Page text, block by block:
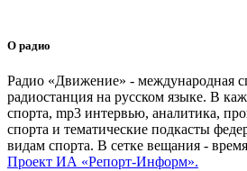
О радио
Радио «Движение» - международная
радиостанция на русском языке. В
спорта, mp3 интервью, аналитика,
спорта и тематические подкасты
видам спорта. В сетке вещания -
Проект ИА «Репорт-Информ».